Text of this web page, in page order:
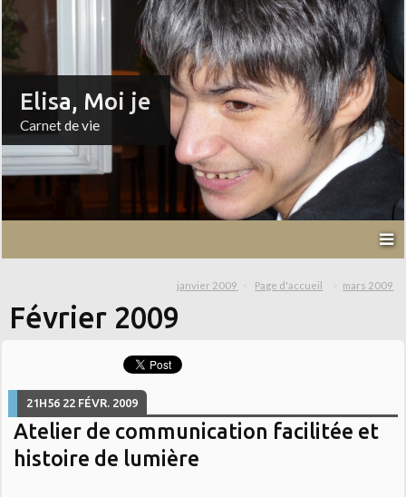
Elisa, Moi je
Carnet de vie
janvier 2009 Page d'accueil mars 2009
Février 2009
21H56 22 FÉVR. 2009
Atelier de communication facilitée et
histoire de lumière